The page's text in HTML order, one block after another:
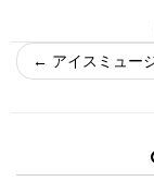
← アイスミュー